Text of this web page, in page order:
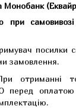
Монобанк
при
посилки
замовлення.
отриманні
перед оплатою